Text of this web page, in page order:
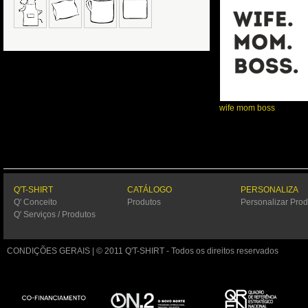
wife mom boss
Q'T-SHIRT
Q' Conceito
Q' Serviços / Produtos
CATÁLOGO
Produtos
PERSONALIZA
Personalizar
CONDIÇÕES GERAIS | © 2011 Q'T-SHIRT - Todos os direitos reservados